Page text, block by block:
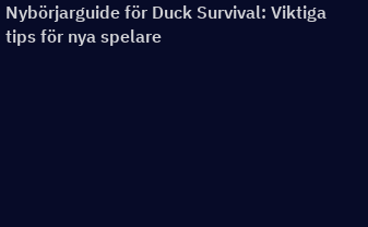
Nybörjarguide för Duck Survival: Viktiga
tips för nya spelare